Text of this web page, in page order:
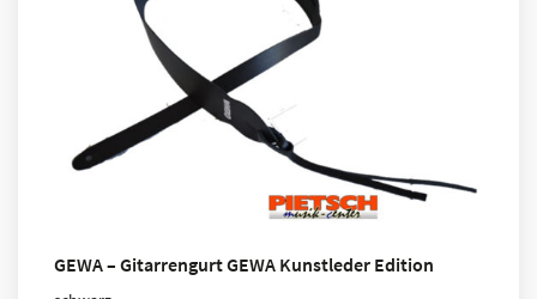
GEWA – Gitarrengurt GEWA Kunstleder Edition